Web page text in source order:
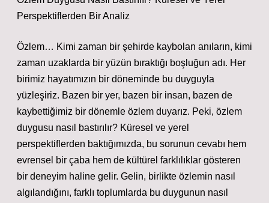
Perspektiflerden Bir Analiz
Özlem… Kimi zaman bir şehirde kaybolan anıların, kimi
zaman uzaklarda bir yüzün bıraktığı boşluğun adı. Her
birimiz hayatımızın bir döneminde bu duyguyla
yüzleşiriz. Bazen bir yer, bazen bir insan, bazen de
kaybettiğimiz bir dönemle özlem duyarız. Peki, özlem
duygusu nasıl bastırılır? Küresel ve yerel
perspektiflerden baktığımızda, bu sorunun cevabı hem
evrensel bir çaba hem de kültürel farklılıklar gösteren
bir deneyim haline gelir. Gelin, birlikte özlemin nasıl
algılandığını, farklı toplumlarda bu duygunun nasıl